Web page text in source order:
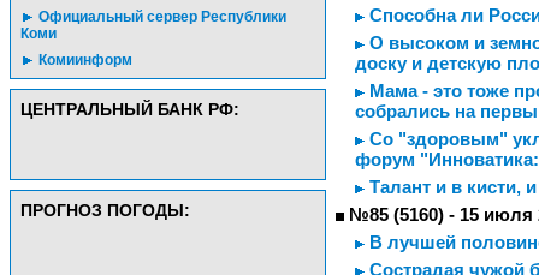
Официальный сервер Республики
Коми
Комиинформ
ЦЕНТРАЛЬНЫЙ БАНК РФ:
ПРОГНОЗ ПОГОДЫ:
Способна ли
О высоком и
доску и детскую
Мама - это тоже
собрались на
Со "здоровым"
форум
Талант и в кисти,
№85 (5160) - 15 июля
В лучшей
Сострадая чужой